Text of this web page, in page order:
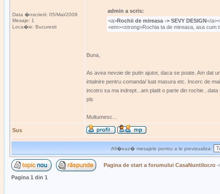
Data �nscrierii: 05/Mai/2009
Mesaje: 1
Loca�ie: Bucuresti
admin a scris:
<a>Rochii de mireasa -> SEVY DESIGN</
<em><strong>Rochia ta de mireasa, asa cum
Buna,
As avea nevoie de putin ajutor, daca se poate. Am dat
intalnire pentru comanda/ luat masura etc. Incerc de
incotro sa ma indrept...am platit o parte din
pls
Multumesc...
Sus
Afi�eaz� mesajele pentru a le previzualiza:
Pagina de start a forumului CasaNuntilor.ro
Pagina 1 din 1